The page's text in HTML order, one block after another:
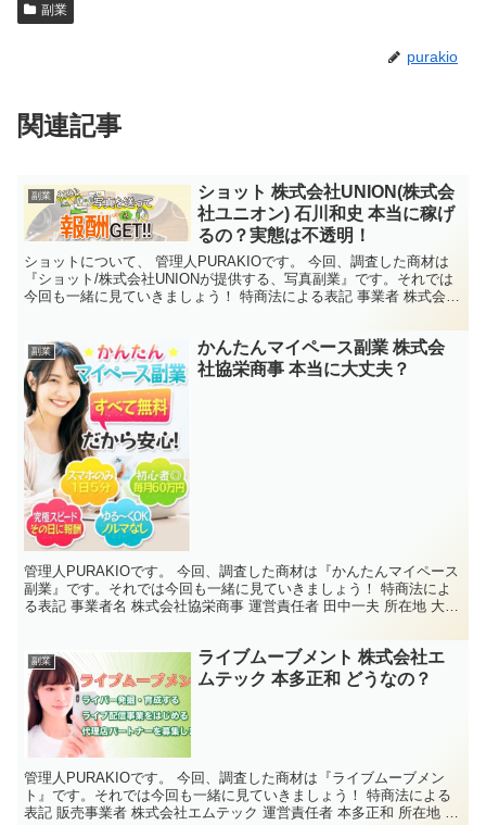
副業
purakio
関連記事
副業
ショット 株式会社UNION(株式会
社ユニオン) 石川和史 本当に稼げ
るの？実態は不透明！
ショットについて、 管理人PURAKIOです。 今回、調査した商材は
『ショット/株式会社UNIONが提供する、写真副業』です。それでは
今回も一緒に見ていきましょう！ 特商法による表記 事業者 株式会社
副業
かんたんマイペース副業 株式会
社協栄商事 本当に大丈夫？
管理人PURAKIOです。 今回、調査した商材は『かんたんマイペース
副業』です。それでは今回も一緒に見ていきましょう！ 特商法によ
る表記 事業者名 株式会社協栄商事 運営責任者 田中一夫 所在地 大阪
副業
ライブムーブメント 株式会社エ
ムテック 本多正和 どうなの？
管理人PURAKIOです。 今回、調査した商材は『ライブムーブメン
ト』です。それでは今回も一緒に見ていきましょう！ 特商法による
表記 販売事業者 株式会社エムテック 運営責任者 本多正和 所在地 〒